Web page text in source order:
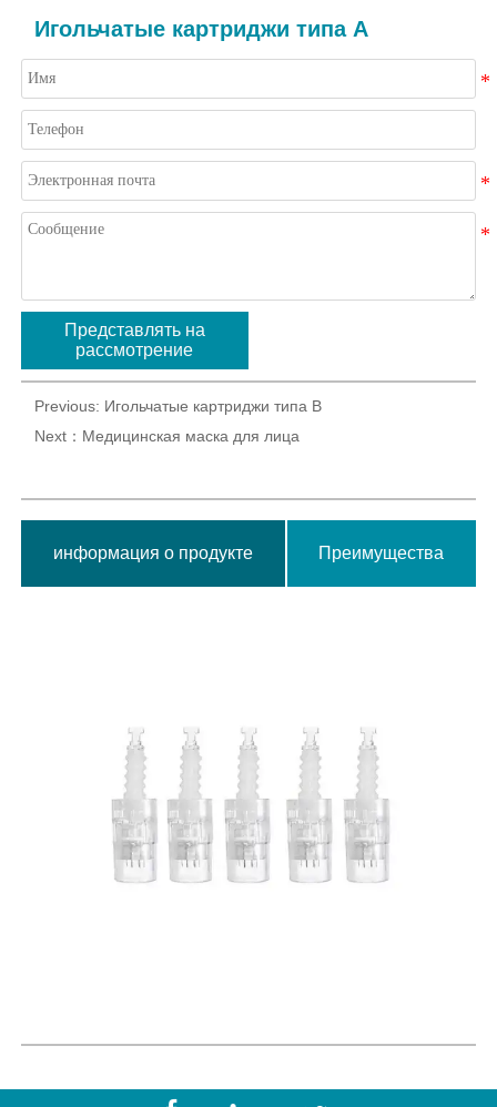
Игольчатые картриджи типа А
Представлять на
рассмотрение
Previous: Игольчатые картриджи типа B
Next： Медицинская маска для лица
информация о продукте Преимущества
Впрыск небольшого объема для достижения
хороших результатов формования
Медленное и равномерное разложение,
обеспечивающее длительный срок службы.
Биоферментативное и неживотного
Безоперационная процедура в течение 30
минут.